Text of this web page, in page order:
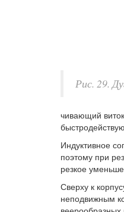
Рис. 29.
чивающий
Индуктивное
поэтому при
резкое
Сверху к
неподвижным